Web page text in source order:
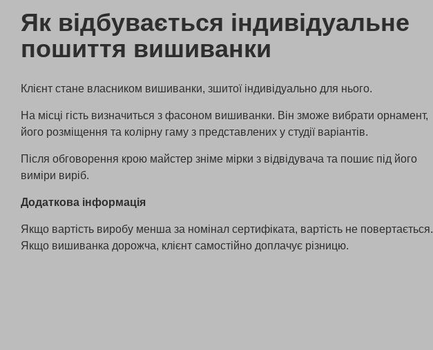
Як відбувається індивідуальне
пошиття вишиванки
Клієнт стане власником вишиванки, зшитої індивідуально для нього.
На місці гість визначиться з фасоном вишиванки. Він зможе вибрати орнамент,
його розміщення та колірну гаму з представлених у студії варіантів.
Після обговорення крою майстер зніме мірки з відвідувача та пошиє під його
виміри виріб.
Додаткова інформація
Якщо вартість виробу менша за номінал сертифіката, вартість не повертається.
Якщо вишиванка дорожча, клієнт самостійно доплачує різницю.